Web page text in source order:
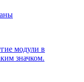
модули в
значком.